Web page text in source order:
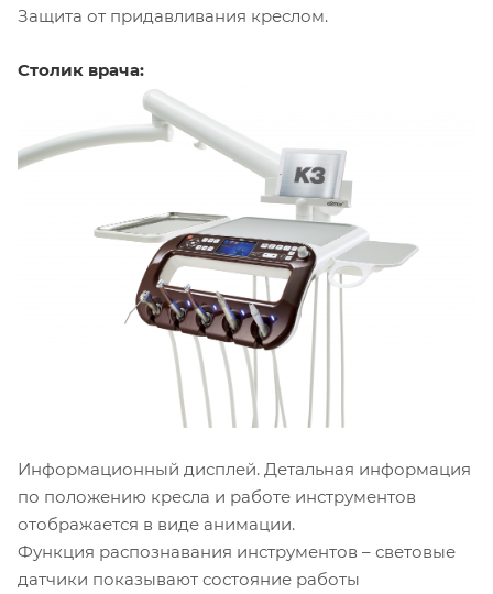
Защита от придавливания креслом.
Столик врача:
Информационный дисплей. Детальная информация
по положению кресла и работе инструментов
отображается в виде анимации.
Функция распознавания инструментов – световые
датчики показывают состояние работы